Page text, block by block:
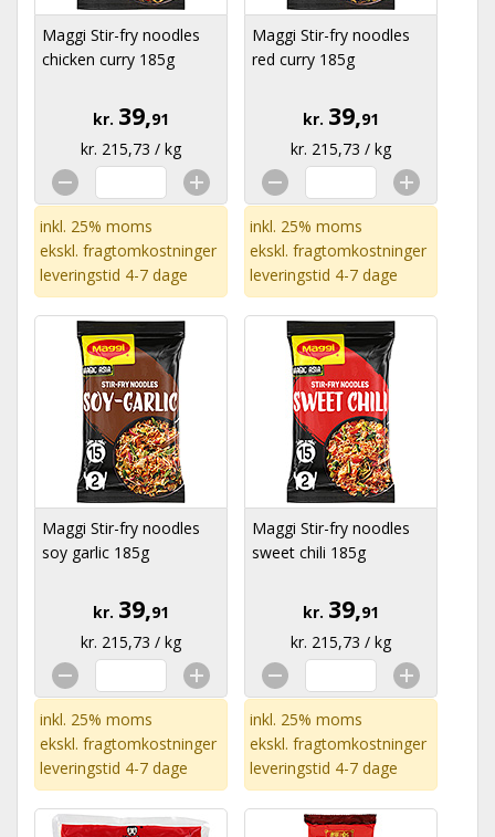
Maggi Stir-fry noodles
chicken curry 185g
kr. 39,91
kr. 215,73 / kg
inkl. 25% moms
ekskl. fragtomkostninger
leveringstid 4-7 dage
Maggi Stir-fry noodles
red curry 185g
kr. 39,91
kr. 215,73 / kg
inkl. 25% moms
ekskl. fragtomkostninger
leveringstid 4-7 dage
Maggi Stir-fry noodles
soy garlic 185g
kr. 39,91
kr. 215,73 / kg
inkl. 25% moms
ekskl. fragtomkostninger
leveringstid 4-7 dage
Maggi Stir-fry noodles
sweet chili 185g
kr. 39,91
kr. 215,73 / kg
inkl. 25% moms
ekskl. fragtomkostninger
leveringstid 4-7 dage